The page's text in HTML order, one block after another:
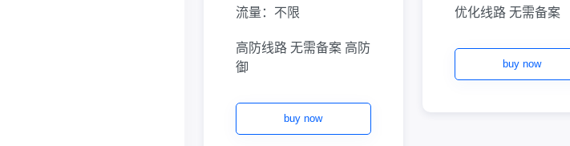
流量： 不限
高防线路 无需备案 高防
御
buy now
优化线路 无需备案
buy now